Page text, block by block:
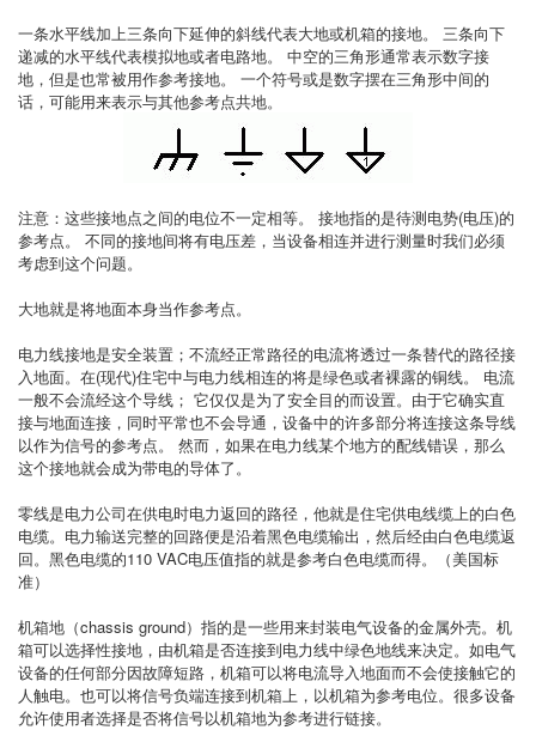
一条水平线加上三条向下延伸的斜线代表大地或机箱的接地。 三条向下
递减的水平线代表模拟地或者电路地。 中空的三角形通常表示数字接
地，但是也常被用作参考接地。 一个符号或是数字摆在三角形中间的
话，可能用来表示与其他参考点共地。
注意：这些接地点之间的电位不一定相等。 接地指的是待测电势(电压)的
参考点。 不同的接地间将有电压差，当设备相连并进行测量时我们必须
考虑到这个问题。
大地就是将地面本身当作参考点。
电力线接地是安全装置；不流经正常路径的电流将透过一条替代的路径接
入地面。在(现代)住宅中与电力线相连的将是绿色或者裸露的铜线。 电流
一般不会流经这个导线； 它仅仅是为了安全目的而设置。由于它确实直
接与地面连接，同时平常也不会导通，设备中的许多部分将连接这条导线
以作为信号的参考点。 然而，如果在电力线某个地方的配线错误，那么
这个接地就会成为带电的导体了。
零线是电力公司在供电时电力返回的路径，他就是住宅供电线缆上的白色
电缆。电力输送完整的回路便是沿着黑色电缆输出，然后经由白色电缆返
回。黑色电缆的110 VAC电压值指的就是参考白色电缆而得。（美国标
准）
机箱地（chassis ground）指的是一些用来封装电气设备的金属外壳。机
箱可以选择性接地，由机箱是否连接到电力线中绿色地线来决定。如电气
设备的任何部分因故障短路，机箱可以将电流导入地面而不会使接触它的
人触电。也可以将信号负端连接到机箱上，以机箱为参考电位。很多设备
允许使用者选择是否将信号以机箱地为参考进行链接。